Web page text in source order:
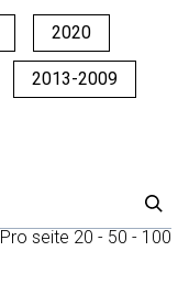
2020
2013-2009
Pro seite 20 - 50 - 100